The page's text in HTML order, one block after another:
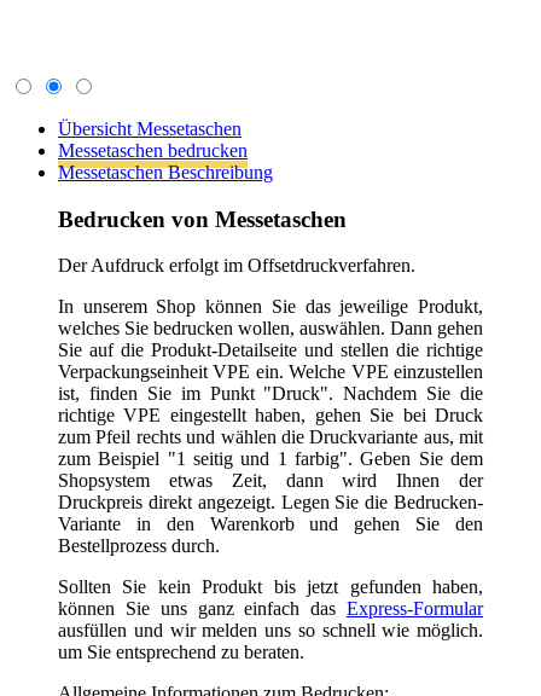
zum Beispiel "1 seitig und 1 farbig". Geben Sie dem
Shopsystem etwas Zeit, dann wird Ihnen der
Druckpreis direkt angezeigt. Legen Sie die Bedrucken-
Variante in den Warenkorb und gehen Sie den
Bestellprozess durch.
können Sie uns ganz einfach das
um Sie entsprechend zu beraten.
Allgemeine Informationen zum Bedrucken:
1) Im Bestell-Prozess werden Sie aufgefordert die
Druckdaten hochzuladen. Entweder laden Sie die Datei
einfach hoch oder Sie können diese auch per Mail an
info(at)tragetaschenmarkt.de senden. Bei größeren
Datenmengen nutzen Sie bitte wetransfer.com. Danke!
2) Ihre Druckdaten schicken Sie bitte wie folgt an uns.
Vektorisierte Datei im Format *.eps, *.ai, *.cdr
oder als vektorbasiertes PDF. Diese Formate
können ohne Qualitätsverlust beliebig skaliert
werden. Auf Grafiken in z.B. .jpg oder .png
sollten Sie verzichten, denn mit diesen Formaten
können Sie unscharfe oder verpixelte Drucke
bekommen.